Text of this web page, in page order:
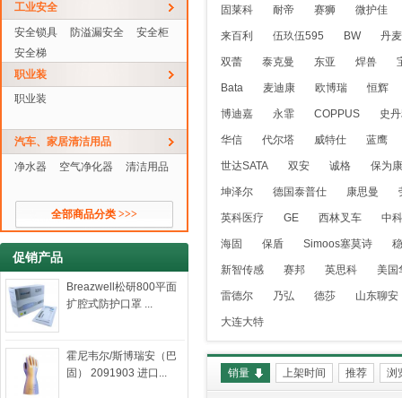
工业安全
安全锁具
防溢漏安全
安全柜
安全梯
职业装
职业装
汽车、家居清洁用品
净水器
空气净化器 清洁用品
全部商品分类 >>>
促销产品
Breazwell松研800平面
扩腔式防护口罩 ...
霍尼韦尔/斯博瑞安（巴
固） 2091903 进口...
固莱科 耐帝 赛狮 微护佳
来百利 伍玖伍595 BW 丹
双蕾 泰克曼 东亚 焊兽
Bata 麦迪康 欧博瑞 恒辉
博迪嘉 永霏 COPPUS 史
华信 代尔塔 威特仕 蓝鹰
世达SATA 双安 诚格 保为康
坤泽尔 德国泰普仕 康思曼
英科医疗 GE 西林叉车 中
海固 保盾 Simoos塞莫诗
新智传感 赛邦 英思科 美国
雷德尔 乃弘 德莎 山东聊安
大连大特
销量 上架时间 推荐 浏